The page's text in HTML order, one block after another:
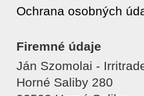
Ochrana osobných
Firemné údaje
Ján Szomolai -
Horné Saliby 280